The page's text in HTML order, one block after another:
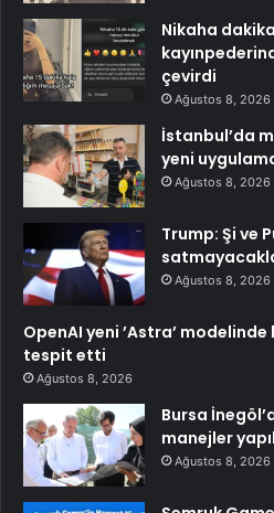
Nikaha
çevirdi
Ağustos 8, 2026
İstanbul’da
yeni
Ağustos 8, 2026
Trump: Şi ve
Ağustos 8, 2026
OpenAI yeni ’Astra’
tespit etti
Ağustos 8, 2026
Bursa
manejler
Ağustos 8, 2026